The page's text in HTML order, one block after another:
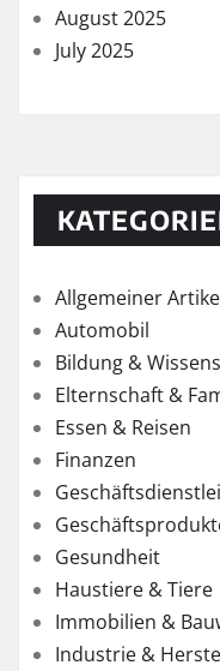
August 2025
July 2025
Allgemeiner
Automobil
Bildung &
Elternschaft &
Essen & Reisen
Finanzen
Gesundheit
Haustiere & Tiere
Immobilien &
Industrie &